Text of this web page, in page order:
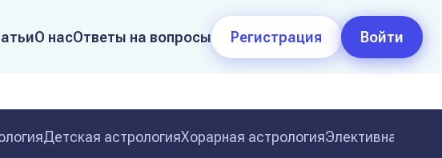
О насОтветы на вопросы Регистрация Войти
Детская астрологияХорарная астрологияЭлективная